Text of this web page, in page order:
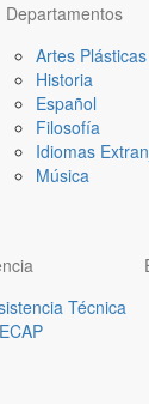
Departamentos
Artes Plásticas
Historia
Español
Filosofía
Idiomas
Música
Técnica